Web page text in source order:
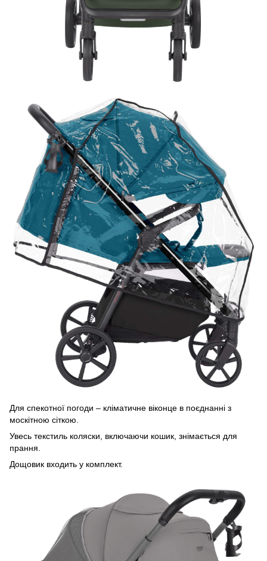
Для спекотної погоди – кліматичне віконце в поєднанні з
москітною сіткою.
Увесь текстиль коляски, включаючи кошик, знімається для
прання.
Дощовик входить у комплект.